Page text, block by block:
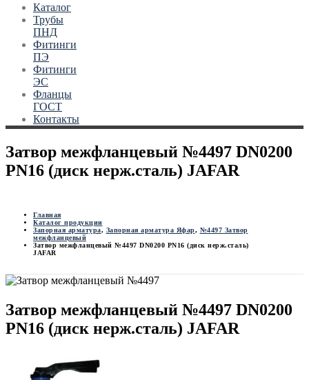
Каталог
Трубы
ПНД
Фитинги
ПЭ
Фитинги
ЭС
Фланцы
ГОСТ
Контакты
Затвор межфланцевый №4497 DN0200
PN16 (диск нерж.сталь) JAFAR
Главная
Каталог продукции
Запорная арматура, Запорная арматура Яфар, №4497 Затвор
межфланцевый
Затвор межфланцевый №4497 DN0200 PN16 (диск нерж.сталь)
JAFAR
Затвор межфланцевый №4497 DN0200
PN16 (диск нерж.сталь) JAFAR